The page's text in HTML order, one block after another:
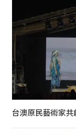
台澳原民藝術家